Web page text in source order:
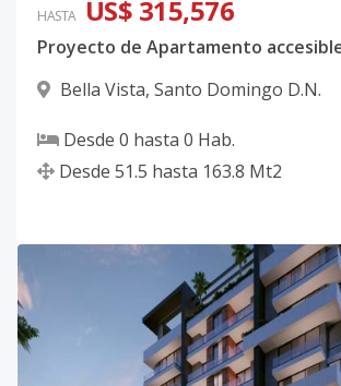
HASTA US$ 315,576
Bella Vista, Santo Domingo D.N.
Desde 0 hasta 0 Hab.
Desde 51.5 hasta 163.8 Mt2